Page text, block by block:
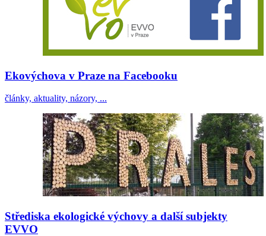
Ekovýchova v Praze na Facebooku
články, aktuality, názory, ...
Střediska ekologické výchovy a další subjekty
EVVO